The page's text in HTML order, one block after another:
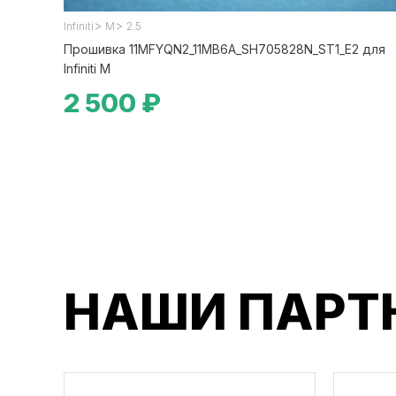
Infiniti > M > 2.5
Прошивка 11MFYQN2_11MB6A_SH705828N_ST1_E2 для
Infiniti M
2 500 ₽
НАШИ